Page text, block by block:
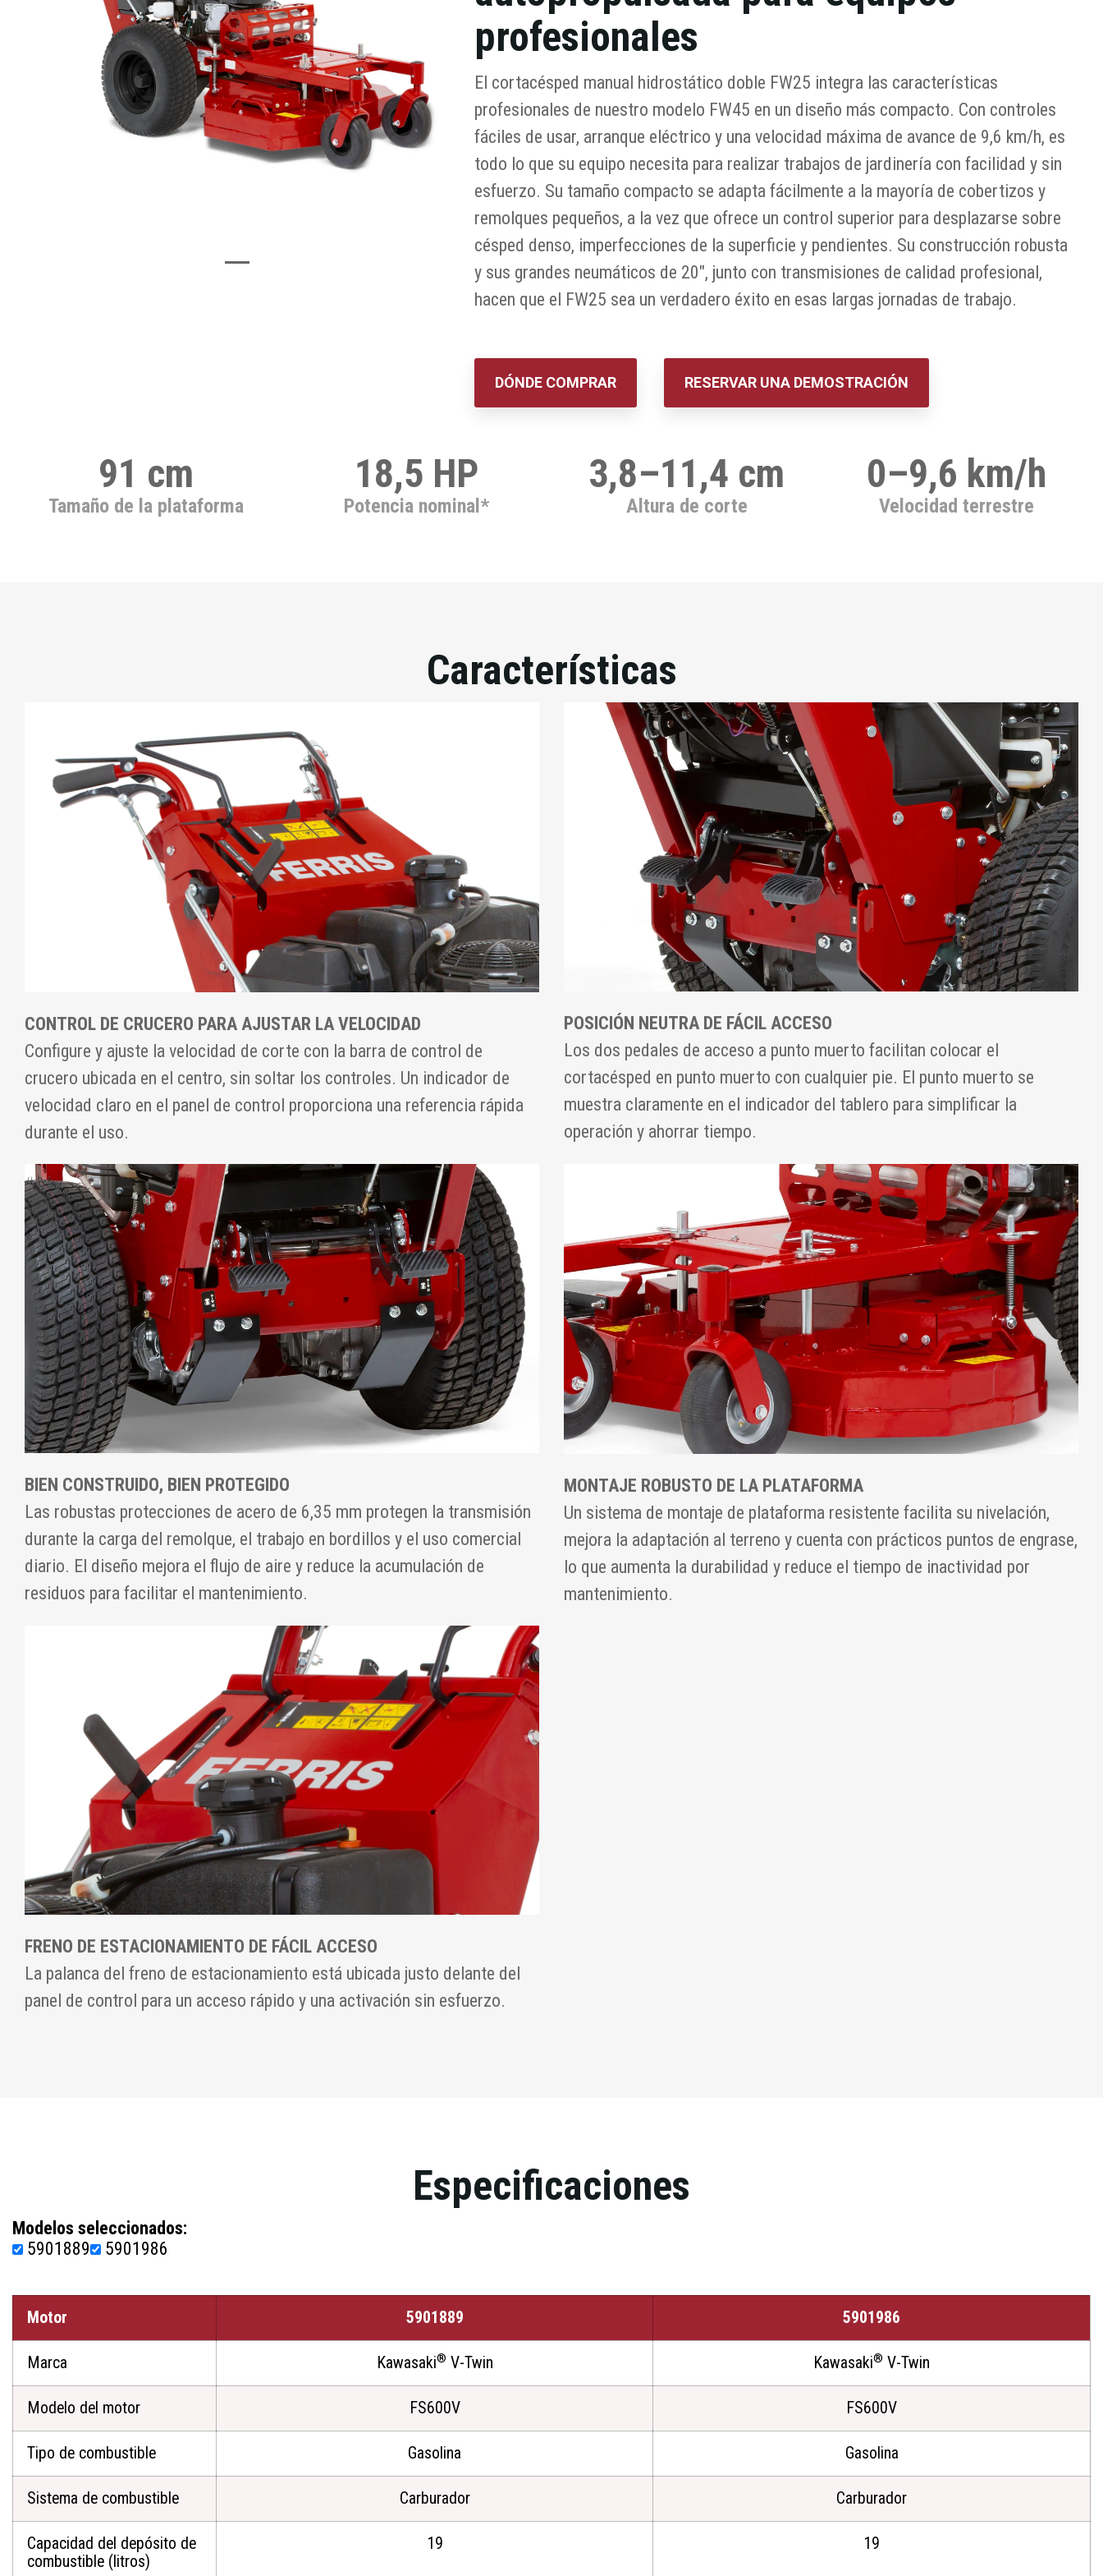
profesionales
El cortacésped manual hidrostático doble FW25 integra las características
profesionales de nuestro modelo FW45 en un diseño más compacto. Con controles
fáciles de usar, arranque eléctrico y una velocidad máxima de avance de 9,6 km/h, es
todo lo que su equipo necesita para realizar trabajos de jardinería con facilidad y sin
esfuerzo. Su tamaño compacto se adapta fácilmente a la mayoría de cobertizos y
remolques pequeños, a la vez que ofrece un control superior para desplazarse sobre
césped denso, imperfecciones de la superficie y pendientes. Su construcción robusta
y sus grandes neumáticos de 20", junto con transmisiones de calidad profesional,
hacen que el FW25 sea un verdadero éxito en esas largas jornadas de trabajo.
DÓNDE COMPRAR RESERVAR UNA DEMOSTRACIÓN
Tamaño de la plataforma
91 cm
Potencia nominal*
18,5 HP
Altura de corte
3,8–11,4 cm
Velocidad terrestre
0–9,6 km/h
Características
CONTROL DE CRUCERO PARA AJUSTAR LA VELOCIDAD
Configure y ajuste la velocidad de corte con la barra de control de
crucero ubicada en el centro, sin soltar los controles. Un indicador de
velocidad claro en el panel de control proporciona una referencia rápida
durante el uso.
POSICIÓN NEUTRA DE FÁCIL ACCESO
Los dos pedales de acceso a punto muerto facilitan colocar el
cortacésped en punto muerto con cualquier pie. El punto muerto se
muestra claramente en el indicador del tablero para simplificar la
operación y ahorrar tiempo.
BIEN CONSTRUIDO, BIEN PROTEGIDO
Las robustas protecciones de acero de 6,35 mm protegen la transmisión
durante la carga del remolque, el trabajo en bordillos y el uso comercial
diario. El diseño mejora el flujo de aire y reduce la acumulación de
residuos para facilitar el mantenimiento.
MONTAJE ROBUSTO DE LA PLATAFORMA
Un sistema de montaje de plataforma resistente facilita su nivelación,
mejora la adaptación al terreno y cuenta con prácticos puntos de engrase,
lo que aumenta la durabilidad y reduce el tiempo de inactividad por
mantenimiento.
FRENO DE ESTACIONAMIENTO DE FÁCIL ACCESO
La palanca del freno de estacionamiento está ubicada justo delante del
panel de control para un acceso rápido y una activación sin esfuerzo.
Especificaciones
Modelos seleccionados:
5901889
5901986
Motor 5901889 5901986
Marca Kawasaki® V-Twin Kawasaki® V-Twin
Modelo del motor FS600V FS600V
Tipo de combustible Gasolina Gasolina
Sistema de combustible Carburador Carburador
Capacidad del depósito de
combustible (litros)
19 19